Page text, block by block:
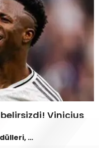
Vinicius
Metin Oktay Fair Play Ödülleri, sahiplerini buluyor